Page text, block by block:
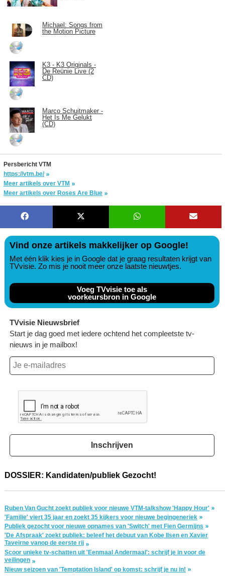
Michael: Songs from
the Motion Picture
K3 - K3 Originals -
De Reünie Live (2
CD)
Marco Schuitmaker -
Het Is Me Gelukt
(CD)
Persbericht VTM
https://vtm.be/
Meer artikels over VTM
Meer artikels over Roses Are Blue
Vind onze artikels makkelijker op Google!
Met één klik kies je in Google dat je graag resultaten krijgt van
TVvisie. Zo mis je nooit meer onze laatste nieuwtjes.
Voeg TVvisie toe als
voorkeursbron in Google
TVvisie Nieuwsbrief
Start je dag goed met iedere ochtend het compleetste tv-
nieuws in je mailbox!
Inschrijven
DOSSIER: Kandidaten/publiek Gezocht!
Ruben Van Gucht zoekt publiek voor nieuwe VTM-talkshow 'Happy Hour'
'Familie' viert 35 jaar en zoekt 35 kijkers voor nieuwe begingeneriek
Publiek gezocht voor nieuwe opnames van 'Switch' met Fien Germijns
'De Afspraak' zoekt publiek: beleef het debuut van Kobe Ilsen en Xavier
Taveirne vanop de eerste rij
Scoor unieke tv-schatten uit 'Eenmaal Andermaal': schrijf je in voor de
veilingen
Nieuw seizoen van 'Temptation Island' op komst: schrijf je nu in!